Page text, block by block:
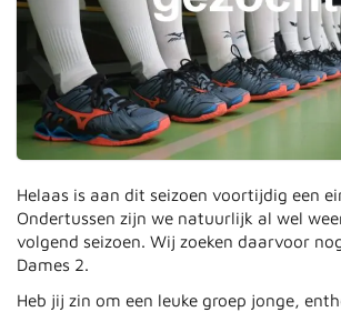
Helaas is aan dit seizoen voortijdig een
Ondertussen zijn we natuurlijk al wel
volgend seizoen. Wij zoeken daarvoor
Dames 2.
Heb jij zin om een leuke groep jonge,